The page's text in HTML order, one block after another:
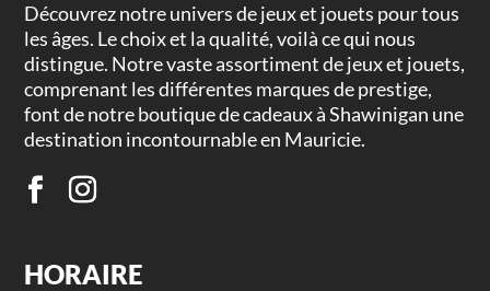
Découvrez notre univers de jeux et jouets pour tous
les âges. Le choix et la qualité, voilà ce qui nous
distingue. Notre vaste assortiment de jeux et jouets,
comprenant les différentes marques de prestige,
font de notre boutique de cadeaux à Shawinigan une
destination incontournable en Mauricie.
HORAIRE